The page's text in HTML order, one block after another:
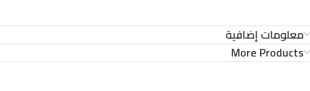
معلومات إضافية
More Products